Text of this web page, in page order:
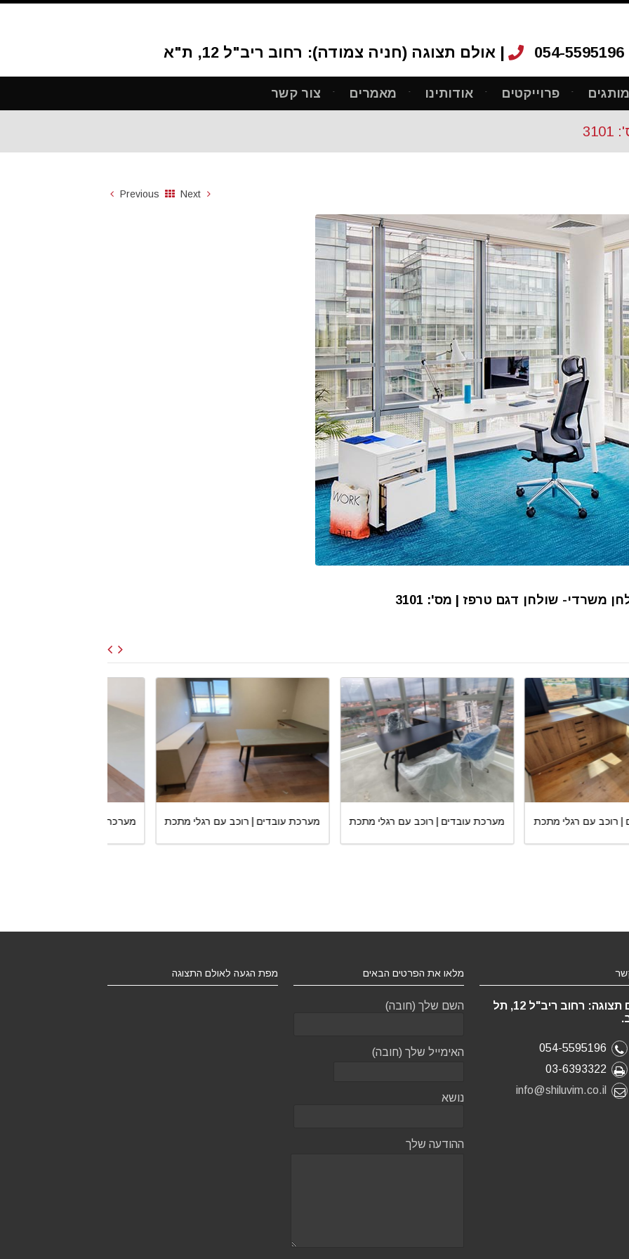
אולם תצוגה (חניה צמודה): רחוב ריב"ל 12, ת"א | 054-5595196
מותגים פרוייקטים אודותינו מאמרים צור קשר
Previous Next
משרדי- שולחן דגם טרפז | מס': 3101
מערכת עובדים | רוכב עם רגלי מתכת מערכת עובדים | רוכב עם רגלי מתכת עובדים | רוכב עם רגלי מתכת
אולם תצוגה: רחוב ריב"ל 12, תל
054-5595196
03-6393322
info@shiluvim.co.il
מלאו את הפרטים הבאים
השם שלך (חובה)
האימייל שלך (חובה)
נושא
ההודעה שלך
מפת הגעה לאולם התצוגה